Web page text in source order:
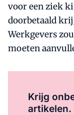
voor een ziek
doorbetaald
Werkgevers
moeten
Krijg
artikelen.